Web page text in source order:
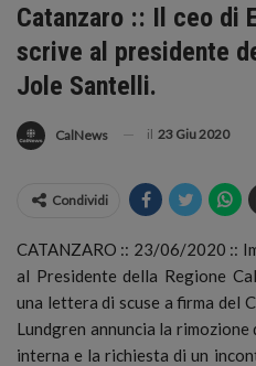
Catanzaro :: Il ceo di
scrive al presidente
Jole Santelli.
CalNews il 23 Giu 2020
Condividi
CATANZARO :: 23/06/2020 ::
al Presidente della Regione
una lettera di scuse a firma del
Lundgren annuncia la rimozione
interna e la richiesta di un